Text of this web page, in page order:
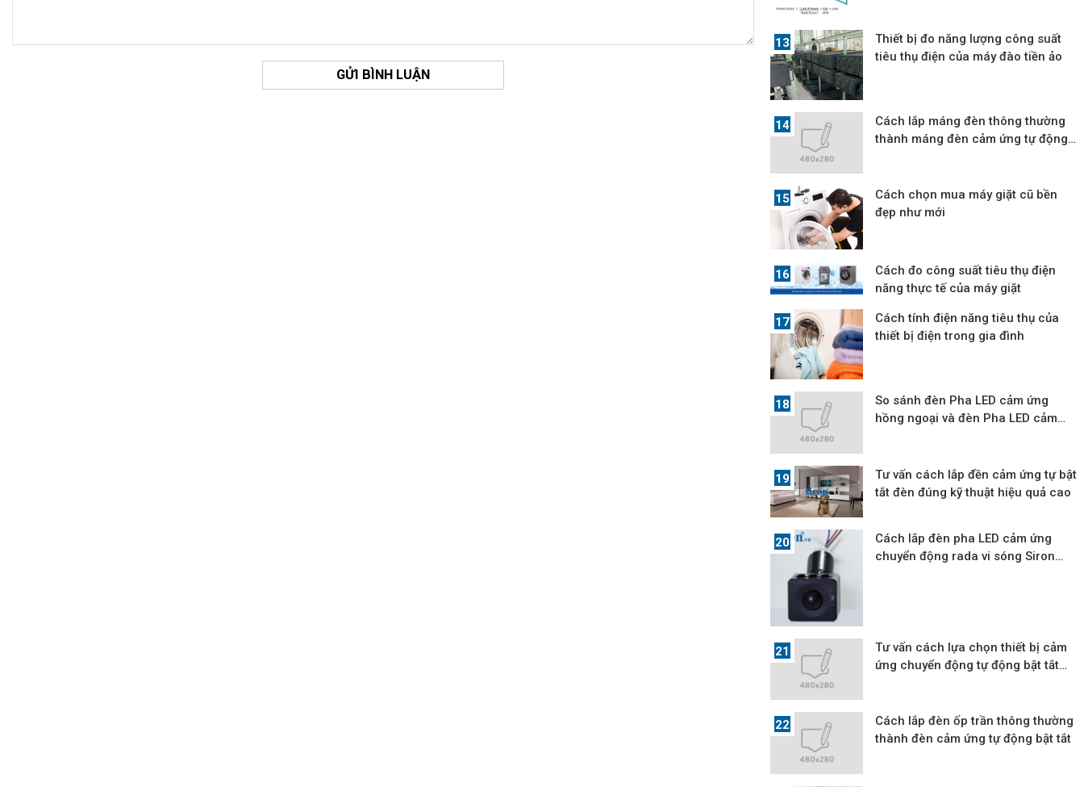
GỬI BÌNH LUẬN
Thiết bị đo năng lượng công suất
tiêu thụ điện của máy đào tiền ảo
Cách lắp máng đèn thông thường
thành máng đèn cảm ứng tự động
Cách chọn mua máy giặt cũ bền
đẹp như mới
Cách đo công suất tiêu thụ điện
năng thực tế của máy giặt
Cách tính điện năng tiêu thụ của
thiết bị điện trong gia đình
So sánh đèn Pha LED cảm ứng
hồng ngoại và đèn Pha LED cảm
Tư vấn cách lắp đền cảm ứng tự bật
tắt đèn đúng kỹ thuật hiệu quả cao
Cách lắp đèn pha LED cảm ứng
chuyển động rada vi sóng Siron
Tư vấn cách lựa chọn thiết bị cảm
ứng chuyển động tự động bật tắt
Cách lắp đèn ốp trần thông thường
thành đèn cảm ứng tự động bật tắt